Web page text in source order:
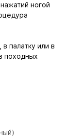
ногой
палатку или в
походных